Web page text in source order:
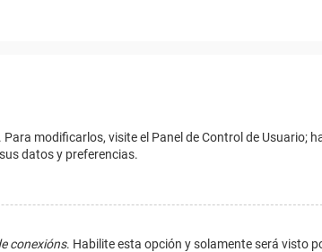
modificarlos, visite el Panel de Control de Usuario;
datos y preferencias.
conexións. Habilite esta opción y solamente será visto